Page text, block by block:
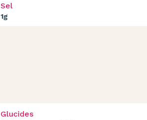
Sel
1g
Glucides